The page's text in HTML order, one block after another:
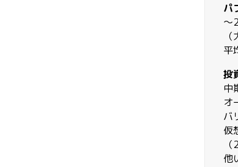
パ
〜
平
投
中
オ
バ
仮
他